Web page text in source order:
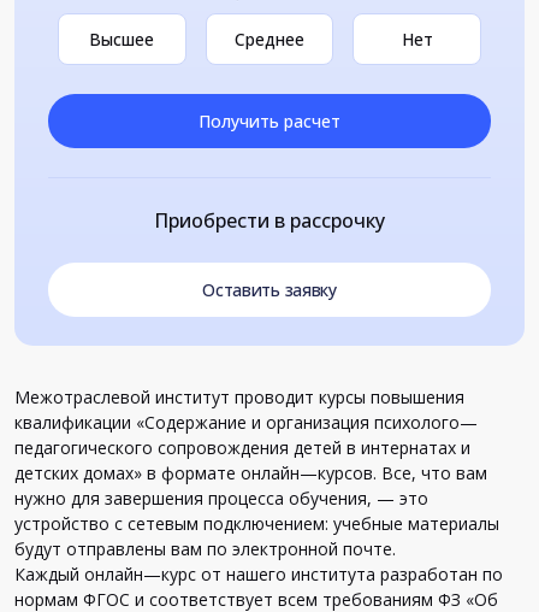
Высшее Среднее Нет
Получить расчет
Приобрести в рассрочку
Оставить заявку
Межотраслевой институт проводит курсы повышения
квалификации «Содержание и организация психолого—
педагогического сопровождения детей в интернатах и
детских домах» в формате онлайн—курсов. Все, что вам
нужно для завершения процесса обучения, — это
устройство с сетевым подключением: учебные материалы
будут отправлены вам по электронной почте.
Каждый онлайн—курс от нашего института разработан по
нормам ФГОС и соответствует всем требованиям ФЗ «Об